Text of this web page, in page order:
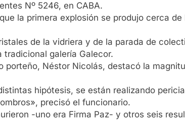
Nº 5246, en CABA.
la primera explosión se produjo cerca
de la vidriera y de la parada de
tradicional galería Galecor.
porteño, Néstor Nicolás, destacó la
hipótesis, se están realizando
precisó el funcionario.
-uno era Firma Paz- y otros seis